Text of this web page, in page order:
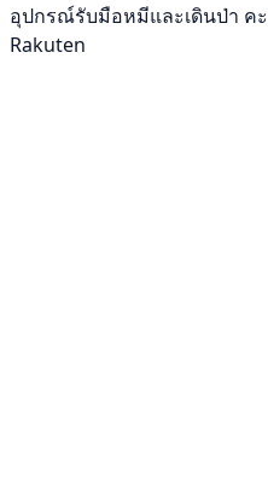
อุปกรณ์รับมือหมีและเดินป่า ค
Rakuten